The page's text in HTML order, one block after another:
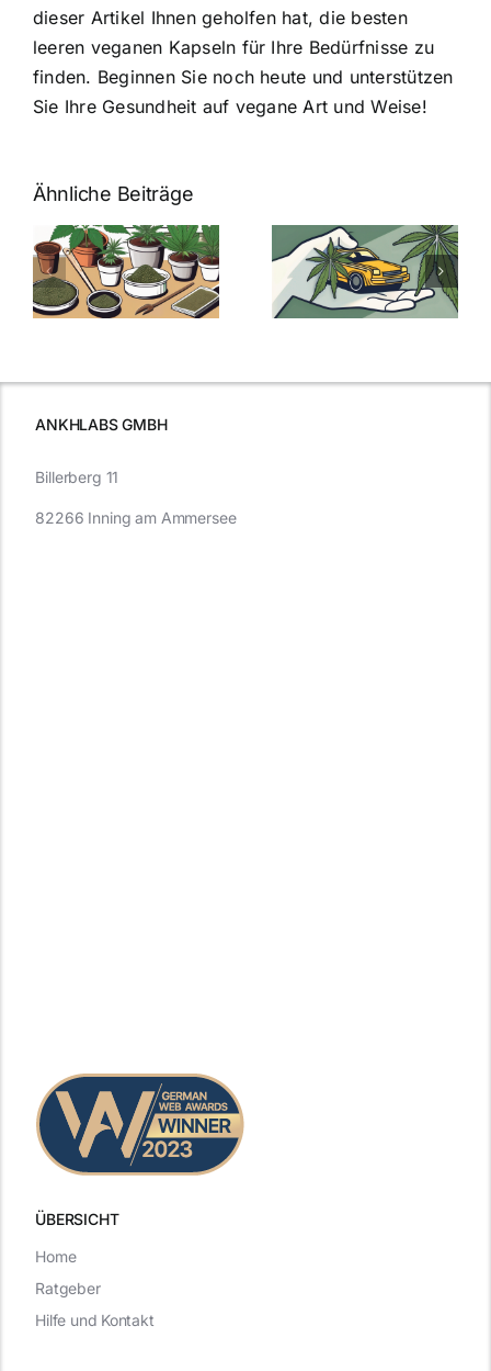
dieser Artikel Ihnen geholfen hat, die besten
leeren veganen Kapseln für Ihre Bedürfnisse zu
finden. Beginnen Sie noch heute und unterstützen
Sie Ihre Gesundheit auf vegane Art und Weise!
Ähnliche Beiträge
Neue THC-
Grenzwert-
Regelung:
Was Sie über
Cannabis und
müssen
Cannabis
Samen
kaufen: Alles
was Sie
ANKHLABS GMBH
ÜBERSICHT
Billerberg 11
82266 Inning am Ammersee
Home
Ratgeber
Hilfe und Kontakt